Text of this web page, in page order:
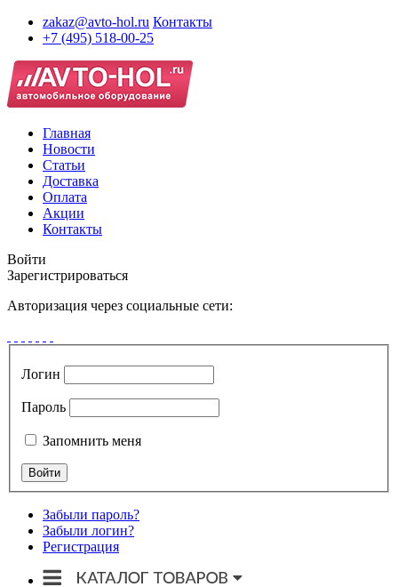
zakaz@avto-hol.ru Контакты
+7 (495) 518-00-25
Главная
Новости
Статьи
Доставка
Оплата
Акции
Контакты
Войти
Зарегистрироваться
Авторизация через социальные сети:
Логин
Пароль
Запомнить меня
Забыли пароль?
Забыли логин?
Регистрация